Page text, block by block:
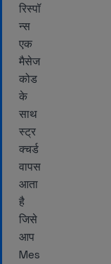
रिस्पॉ
न्स
एक
मैसेज
कोड
के
साथ
स्ट्र
क्चर्ड
वापस
आता
है
जिसे
आप
Mes